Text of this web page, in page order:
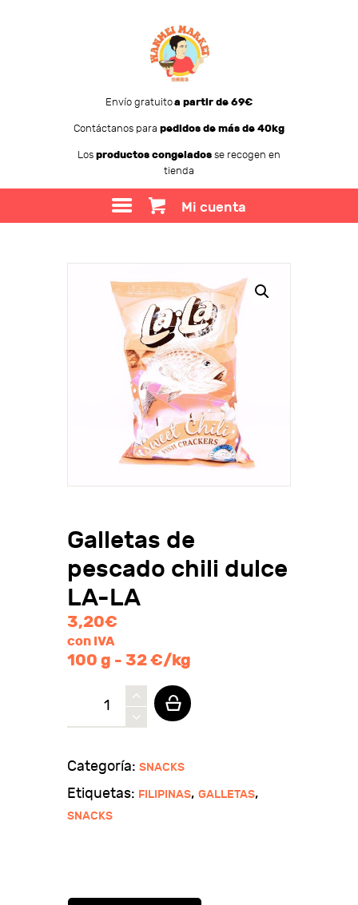
Envío gratuitoa partir de 69€
Contáctanos parapedidos de más de 40kg
Losproductos congeladosse recogen en
tienda
Mi cuenta
WANMEI MARKET
SOBRE WANMEI
Galletas de
pescado chili dulce
LA-LA
3,20€
con IVA
100 g - 32 €/kg
Galletas
chili
dulce
LA-
LA
Categoría: SNACKS
Etiquetas: FILIPINAS, GALLETAS,
SNACKS